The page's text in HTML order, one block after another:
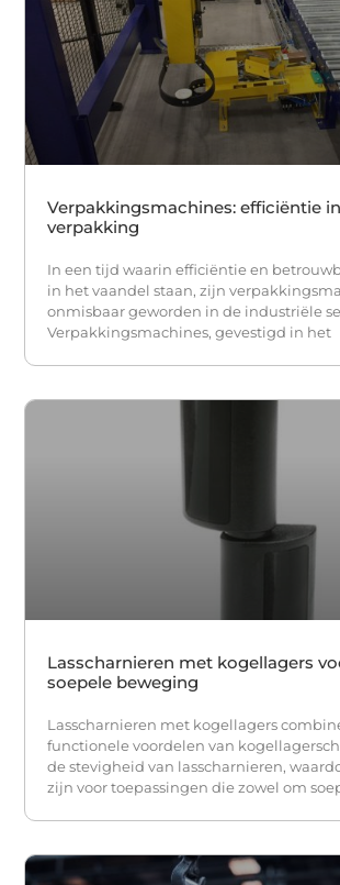
Verpakkingsmachines: efficiëntie
verpakking
In een tijd waarin efficiëntie en
in het vaandel staan, zijn
onmisbaar geworden in de industriële
Verpakkingsmachines, gevestigd in het
Lasscharnieren met kogellagers
soepele beweging
Lasscharnieren met kogellagers
functionele voordelen van
de stevigheid van lasscharnieren,
zijn voor toepassingen die zowel om